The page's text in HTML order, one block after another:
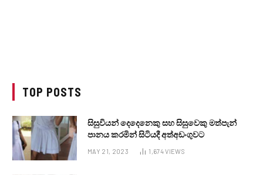
TOP POSTS
සිසුවියන් දෙදෙනෙකු සහ සිසුවෙකු මත්පැන්
පානය කරමින් සිටියදී අත්අඩංගුවට
MAY 21, 2023 1,674VIEWS